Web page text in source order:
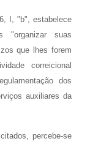
I, "b", estabelece
"organizar suas
que lhes forem
correicional
dos
auxiliares da
percebe-se